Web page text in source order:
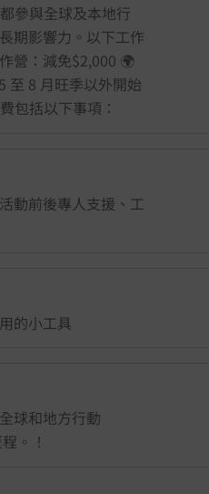
參與全球及本地行
期影響力。以下工作
營：減免$2,000 🌍
至 8 月旺季以外開始
包括以下事項：
動前後專人支援、工
的小工具
球和地方行動
。！